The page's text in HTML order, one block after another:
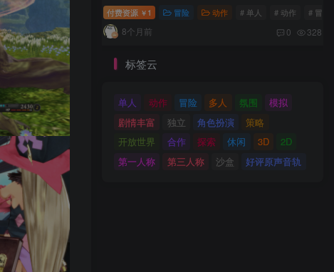
付费资源 ￥ 1 冒险 动作 # 单人 # 动作 # 冒险
8个月前 0 328
标签云
单人 动作 冒险 多人 氛围
模拟
剧情丰富
独立 角色扮演
策略
开放世界
合作 探索 休闲 3D
2D
第一人称
第三人称 沙盒 好评原声音轨